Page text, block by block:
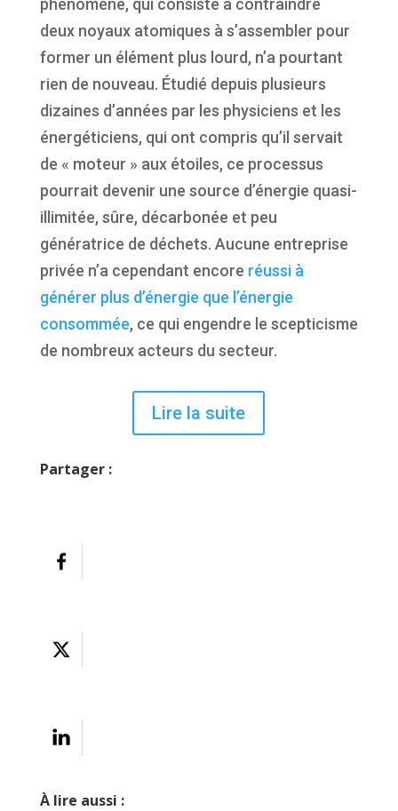
phénomène, qui consiste à contraindre
deux noyaux atomiques à s’assembler pour
former un élément plus lourd, n’a pourtant
rien de nouveau. Étudié depuis plusieurs
dizaines d’années par les physiciens et les
énergéticiens, qui ont compris qu’il servait
de « moteur » aux étoiles, ce processus
pourrait devenir une source d’énergie quasi-
illimitée, sûre, décarbonée et peu
génératrice de déchets. Aucune entreprise
privée n’a cependant encore réussi à
générer plus d’énergie que l’énergie
consommée, ce qui engendre le scepticisme
de nombreux acteurs du secteur.
Lire la suite
Partager :
À lire aussi :